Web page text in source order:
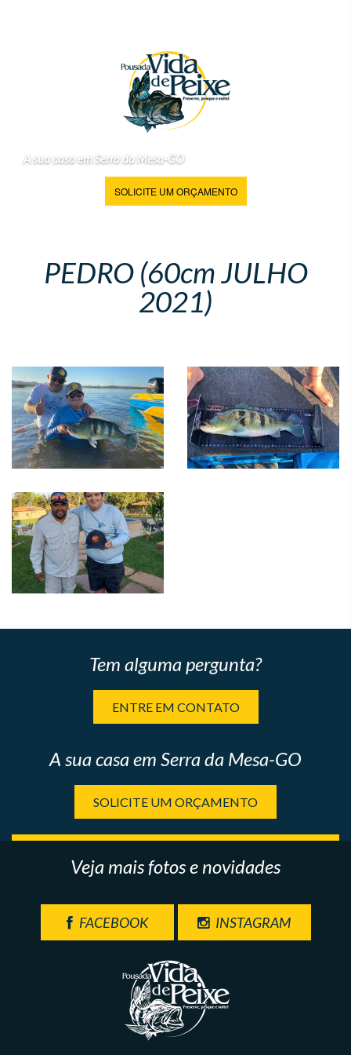
A sua casa em Serra da Mesa-GO
SOLICITE UM ORÇAMENTO
PEDRO (60cm JULHO
2021)
Tem alguma pergunta?
ENTRE EM CONTATO
A sua casa em Serra da Mesa-GO
SOLICITE UM ORÇAMENTO
Veja mais fotos e novidades
FACEBOOK INSTAGRAM